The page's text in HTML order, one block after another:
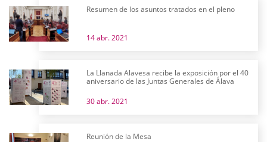
Resumen de los asuntos tratados en el pleno
14 abr. 2021
La Llanada Alavesa recibe la exposición por el 40
aniversario de las Juntas Generales de Álava
30 abr. 2021
Reunión de la Mesa